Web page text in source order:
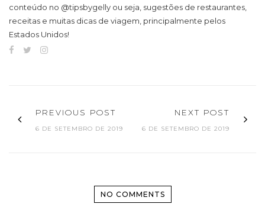
conteúdo no @tipsbygelly ou seja, sugestões de restaurantes,
receitas e muitas dicas de viagem, principalmente pelos
Estados Unidos!
PREVIOUS POST
6 DE SETEMBRO DE 2019
NEXT POST
6 DE SETEMBRO DE 2019
NO COMMENTS